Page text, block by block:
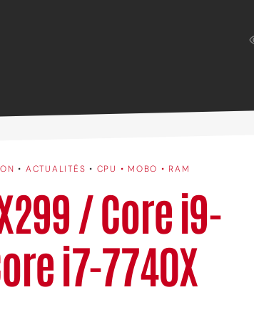
• ACTUALITÉS • CPU • MOBO • RAM
/ Core i9-
i7-7740X